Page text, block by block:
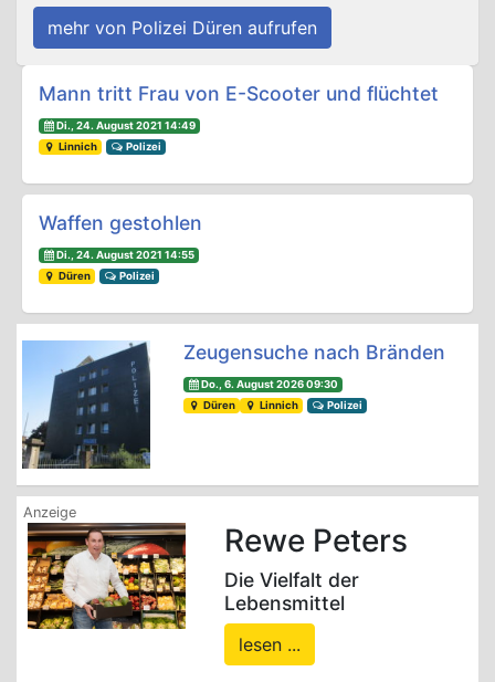
mehr von Polizei Düren aufrufen
Beitrags-Navigation
Mann tritt Frau von E-Scooter und flüchtet
Di., 24. August 2021 14:49
Linnich
Polizei
Waffen gestohlen
Di., 24. August 2021 14:55
Düren
Polizei
Zeugensuche nach Bränden
Do., 6. August 2026 09:30
Düren
Linnich Polizei
Rewe Peters
Die Vielfalt der
Lebensmittel
lesen ...